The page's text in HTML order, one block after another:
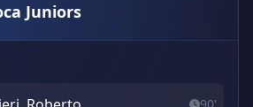
Juniors